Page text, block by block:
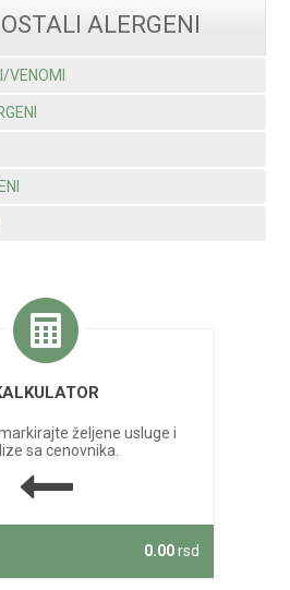
ALERGENI
VENOMI
željene usluge i
sa cenovnika.
0.00rsd